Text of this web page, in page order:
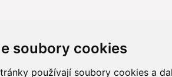
soubory cookies
používají soubory cookies a